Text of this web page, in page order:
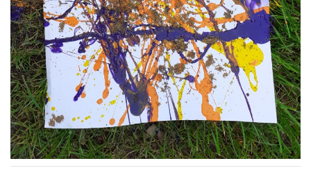
VZDĚLÁVACÍ BLOK LISTOPAD
VZDĚLÁVACÍ BLOK PROSINEC
VZDĚLÁVACÍ BLOK LEDEN
VZDĚLÁVACÍ BLOK ÚNOR